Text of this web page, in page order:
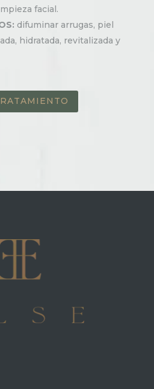
facial.
difuminar arrugas, piel
hidratada, revitalizada y